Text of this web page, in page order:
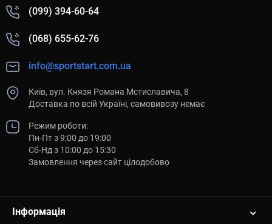
(099) 394-60-64
(068) 655-62-76
info@sportstart.com.ua
Київ, вул. Князя Романа Мстиславича, 8
Доставка по всій Україні, самовивозу немає
Режим роботи:
Пн-Пт з 9:00 до 19:00
Сб-Нд з 10:00 до 15:30
Замовлення через сайт цілодобово
Інформація